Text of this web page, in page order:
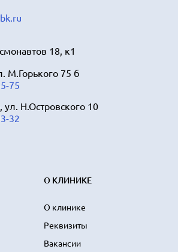
18, к1
М.Горького 75 б
75
ул. Н.Островского 10
32
О КЛИНИКЕ
О клинике
Реквизиты
Вакансии